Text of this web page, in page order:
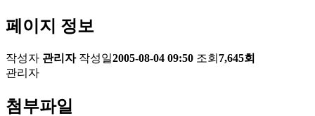
페이지 정보
작성자 관리자 작성일2005-08-04 09:50 조회 7,645회
관리자
첨부파일